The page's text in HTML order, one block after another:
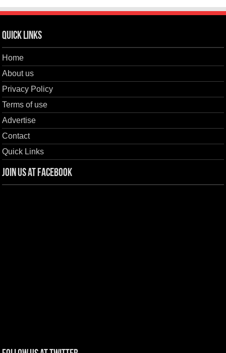
Quick Links
Home
About us
Privacy Policy
Terms of use
Advertise
Contact
Quick Links
Join us at Facebook